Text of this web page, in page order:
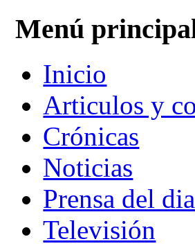
Menú
Inicio
Articulos y
Crónicas
Noticias
Prensa del dia
Televisión